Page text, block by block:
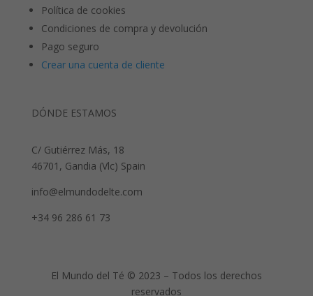
Política de cookies
Condiciones de compra y devolución
Pago seguro
Crear una cuenta de cliente
DÓNDE ESTAMOS
C/ Gutiérrez Más, 18
46701, Gandia (Vlc) Spain
info@elmundodelte.com
+34 96 286 61 73
El Mundo del Té © 2023 – Todos los derechos
reservados